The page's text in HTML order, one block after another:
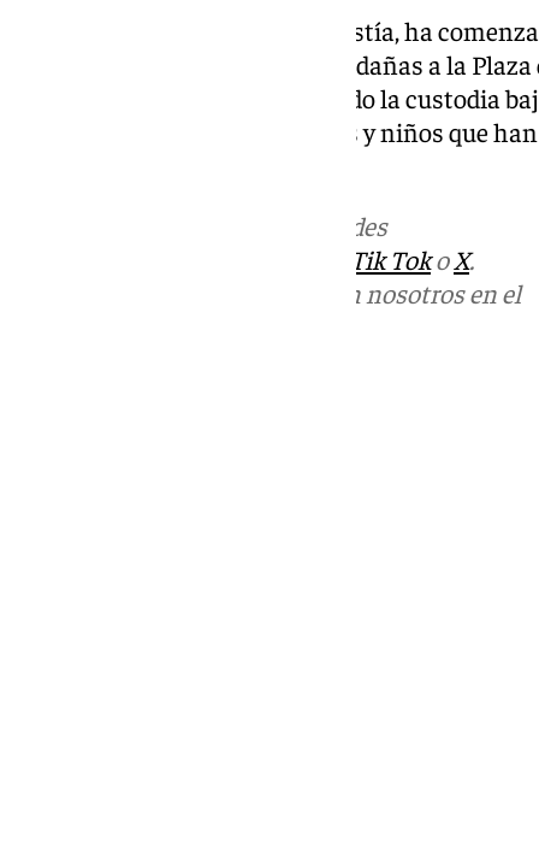
Tras la finalización de la Eucaristía, ha
Corpus Christi por las calles aledañas a la
encabezado el recorrido portando la custodia
presbíteros, cardenales, obispos y niños que
en las redes
Tik TokoX.
Puedes ponerte en contacto con nosotros en el